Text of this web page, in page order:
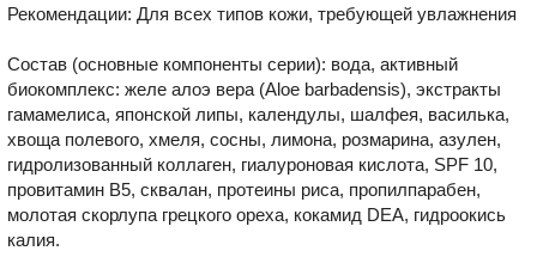
Рекомендации: Для всех типов кожи, требующей увлажнения
Состав (основные компоненты серии): вода, активный
биокомплекс: желе алоэ вера (Aloe barbadensis), экстракты
гамамелиса, японской липы, календулы, шалфея, василька,
хвоща полевого, хмеля, сосны, лимона, розмарина, азулен,
гидролизованный коллаген, гиалуроновая кислота, SPF 10,
провитамин В5, сквалан, протеины риса, пропилпарабен,
молотая скорлупа грецкого ореха, кокамид DEA, гидроокись
калия.